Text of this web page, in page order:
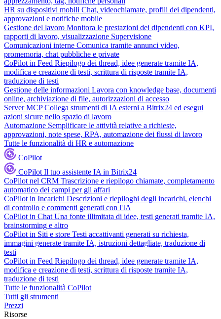
HR su dispositivi mobili Chat, videochiamate, profili dei dipendenti,
approvazioni e notifiche mobile
Gestione del lavoro Monitora le prestazioni dei dipendenti con KPI,
rapporti di lavoro, visualizzazione Supervisione
Comunicazioni interne Comunica tramite annunci video,
promemoria, chat pubbliche e private
CoPilot in Feed Riepilogo dei thread, idee generate tramite IA,
modifica e creazione di testi, scrittura di risposte tramite IA,
traduzione di testi
Gestione delle informazioni Lavora con knowledge base, documenti
online, archiviazione di file, autorizzazioni di accesso
Server MCP Collega strumenti di IA esterni a Bitrix24 ed esegui
azioni sicure nello spazio di lavoro
Automazione Semplificare le attività relative a richieste,
approvazioni, note spese, RPA, automazione dei flussi di lavoro
Tutte le funzionalità di HR e automazione
CoPilot
CoPilot Il tuo assistente IA in Bitrix24
CoPilot nel CRM Trascrizione e riepilogo chiamate, completamento
automatico dei campi per gli affari
CoPilot in Incarichi Descrizioni e riepiloghi degli incarichi, elenchi
di controllo e commenti generati con l'IA
CoPilot in Chat Una fonte illimitata di idee, testi generati tramite IA,
brainstorming e altro
CoPilot in Siti e store Testi accattivanti generati su richiesta,
immagini generate tramite IA, istruzioni dettagliate, traduzione di
testi
CoPilot in Feed Riepilogo dei thread, idee generate tramite IA,
modifica e creazione di testi, scrittura di risposte tramite IA,
traduzione di testi
Tutte le funzionalità CoPilot
Tutti gli strumenti
Prezzi
Risorse